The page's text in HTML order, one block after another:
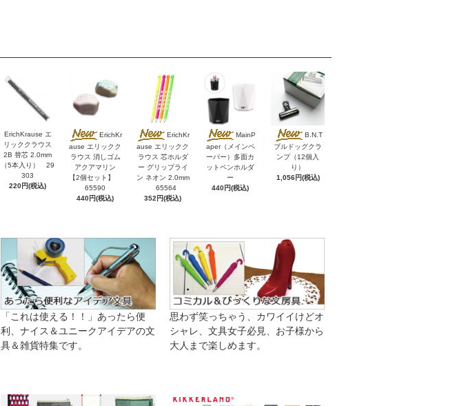
ErichKrause エ
リッククラウス
2B 替芯 2.0mm
（5本入り） 29
303
220円(税込)
ErichKr
ause エリックク
ラウス 消しゴム
アクアマリン
【2個セット】
65590
440円(税込)
ErichKr
ause エリックク
ラウス 芯ホルダ
ー グリップライ
ン ネオン 2.0mm
65564
352円(税込)
MainP
aper（メインペ
ーパー）多面カ
ットペンホルダ
ー
440円(税込)
B.N.T
ブルドッグクラ
ンプ（12個入
り）
1,056円(税込)
「これは使える！！」あったら便
利、ナイス＆ユニークアイデアの文
具＆雑貨特集です。
思わず笑っちゃう、カワイイけどオ
シャレ、文具女子必見、お子様から
大人まで楽しめます。